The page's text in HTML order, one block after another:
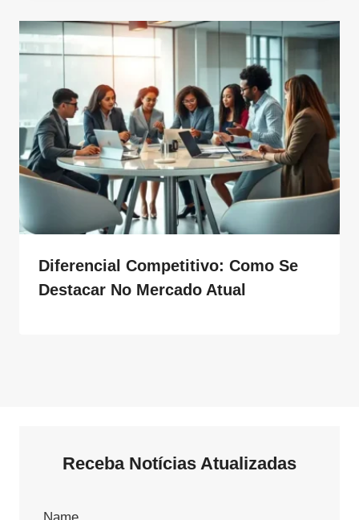
Diferencial Competitivo: Como Se
Destacar No Mercado Atual
Receba Notícias Atualizadas